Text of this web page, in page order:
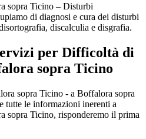
sopra Ticino – Disturbi
di diagnosi e cura dei disturbi
discalculia e disgrafia.
per Difficoltà di
sopra Ticino